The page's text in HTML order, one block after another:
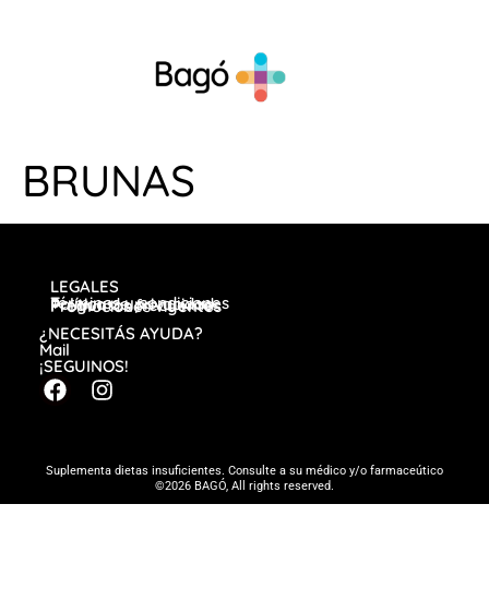
BRUNAS
LEGALES
Términos y condiciones
Política de privacidad
Preguntas frecuentes
Promociones vigentes
¿NECESITÁS AYUDA?
Mail
¡SEGUINOS!
Suplementa dietas insuficientes. Consulte a su médico y/o farmaceútico
©2026 BAGÓ, All rights reserved.